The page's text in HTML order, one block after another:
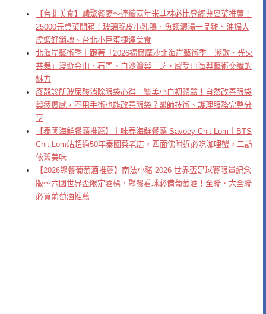
【台北美食】麟聚餐廳～連續兩年米其林必比登經典粵菜推薦！
25000元桌菜開箱！玻璃脆皮小乳鴨、魚翅濃湯一品雞、油焗大
虎蝦好銷魂、台北小巨蛋捷運美食
北海岸藝術季｜跟著「2026福爾摩沙北海岸藝術季－潮歌．光火
共舞」漫遊金山、石門、白沙灣與三芝，感受山海與藝術交織的
魅力
彥靚診所玻尿酸消除眼袋心得｜醫美小白初體驗！自然改善眼袋
與疲憊感，不用手術也能改善眼袋？醫師技術、護理服務完整分
享
【泰國海鮮餐廳推薦】上味泰海鮮餐廳 Savoey Chit Lom｜BTS
Chit Lom站超過50年泰國菜老店，四面佛附近必吃咖哩蟹，二訪
依舊美味
【2026聚餐葡萄酒推薦】南法小豬 2026 世界盃足球賽限量紀念
版～六國世界盃限定酒標，聚餐看球必備葡萄酒！全聯、大全聯
必買葡萄酒推薦